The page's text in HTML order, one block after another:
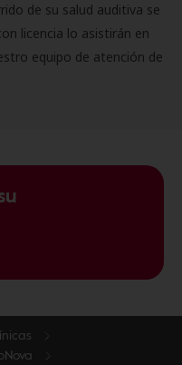
de su salud auditiva se
licencia lo asistirán en
equipo de atención de